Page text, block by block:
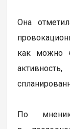
Она
как можно
По